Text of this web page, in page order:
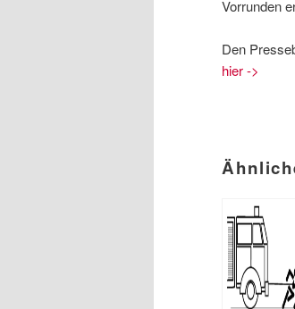
Vorrunden
Den
hier ->